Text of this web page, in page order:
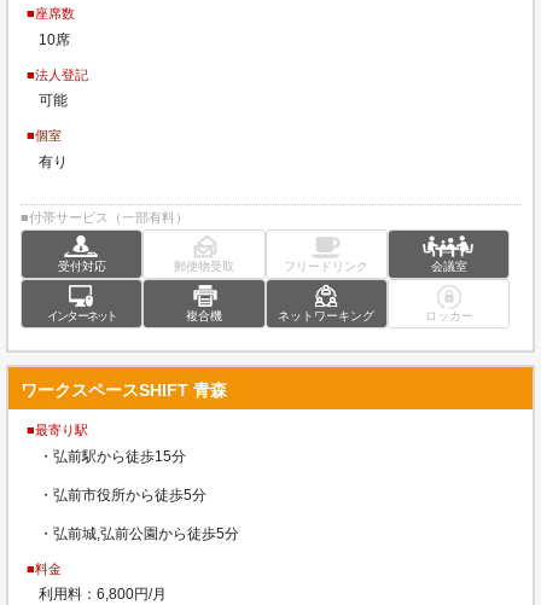
■座席数
10席
■法人登記
可能
■個室
有り
■付帯サービス（一部有料）
受付対応 郵便物受取 フリードリンク 会議室
インターネット 複合機 ネットワーキング ロッカー
ワークスペースSHIFT 青森
■最寄り駅
・弘前駅から徒歩15分
・弘前市役所から徒歩5分
・弘前城,弘前公園から徒歩5分
■料金
利用料：6,800円/月